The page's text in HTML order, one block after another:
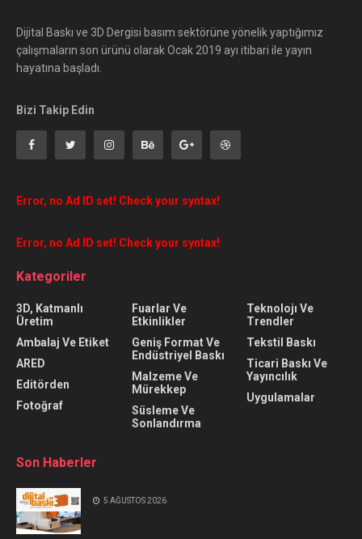
Dijital Baskı ve 3D Dergisi basım sektörüne yönelik yaptığımız
çalışmaların son ürünü olarak Ocak 2019 ayı itibari ile yayın
hayatına başladı.
Bizi Takip Edin
Error, no Ad ID set! Check your syntax!
Error, no Ad ID set! Check your syntax!
Kategoriler
3D, Katmanlı
Üretim
Ambalaj Ve Etiket
ARED
Editörden
Fotoğraf
Fuarlar Ve
Etkinlikler
Geniş Format Ve
Endüstriyel Baskı
Malzeme Ve
Mürekkep
Süsleme Ve
Sonlandırma
Teknolojı Ve
Trendler
Tekstil Baskı
Ticari Baskı Ve
Yayıncılık
Uygulamalar
Son Haberler
5 AĞUSTOS 2026